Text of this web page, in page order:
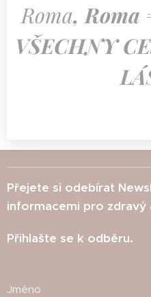
Roma, Roma
VŠECHNY
Přejete si odebírat
informacemi pro zdravý
Přihlašte se k odběru.
Jméno